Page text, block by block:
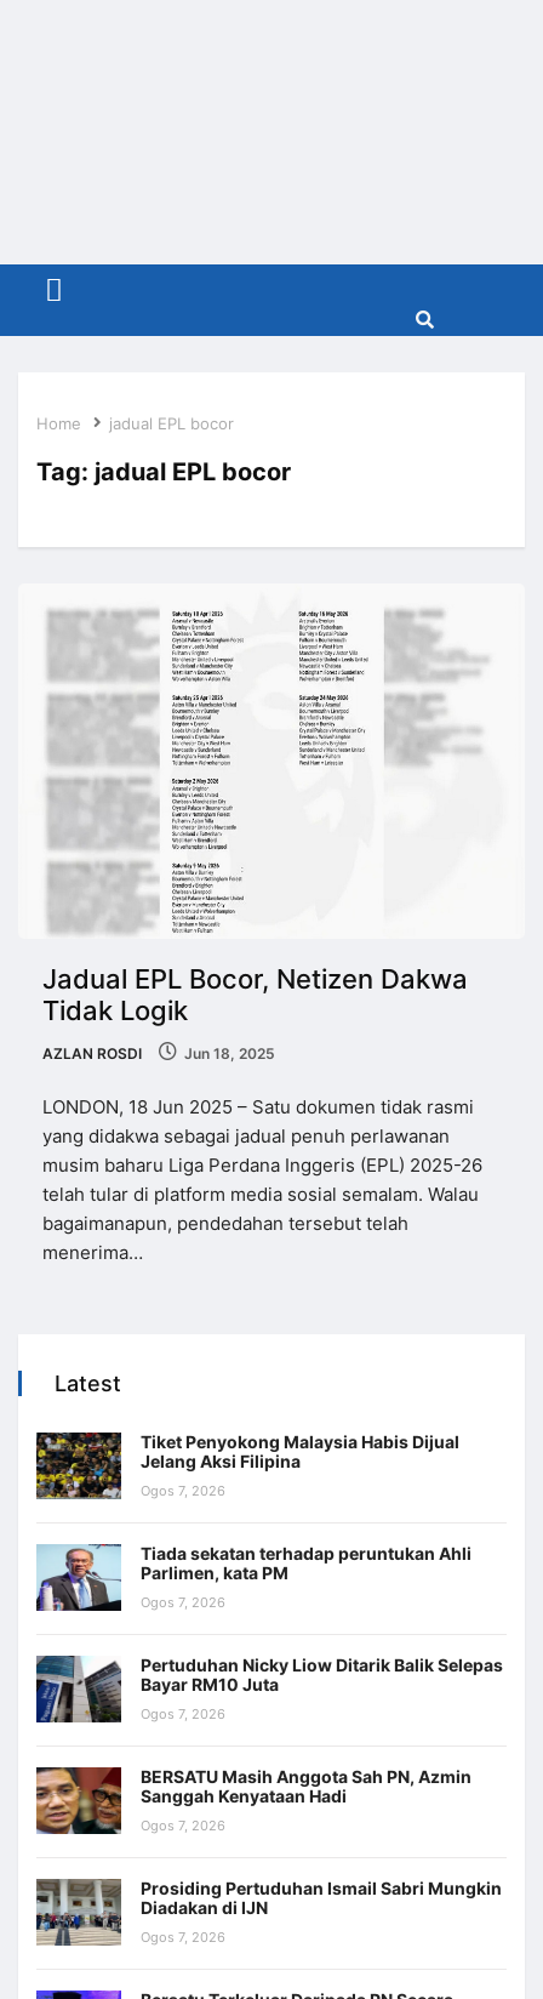
Menu
Home jadual EPL bocor
Tag: jadual EPL bocor
Jadual EPL Bocor, Netizen Dakwa
Tidak Logik
AZLAN ROSDI Jun 18, 2025
LONDON, 18 Jun 2025 – Satu dokumen tidak rasmi
yang didakwa sebagai jadual penuh perlawanan
musim baharu Liga Perdana Inggeris (EPL) 2025-26
telah tular di platform media sosial semalam. Walau
bagaimanapun, pendedahan tersebut telah
menerima…
Latest
Tiket Penyokong Malaysia Habis Dijual
Jelang Aksi Filipina
Ogos 7, 2026
Tiada sekatan terhadap peruntukan Ahli
Parlimen, kata PM
Ogos 7, 2026
Pertuduhan Nicky Liow Ditarik Balik Selepas
Bayar RM10 Juta
Ogos 7, 2026
BERSATU Masih Anggota Sah PN, Azmin
Sanggah Kenyataan Hadi
Ogos 7, 2026
Prosiding Pertuduhan Ismail Sabri Mungkin
Diadakan di IJN
Ogos 7, 2026